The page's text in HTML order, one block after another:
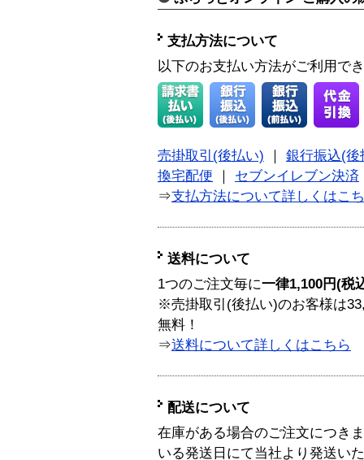
支払方法について
以下のお支払い方法がご利用で
売掛取引(後払い) ｜ 銀行振込(後
換宅配便 ｜ セブンイレブン決済
⇒支払方法について詳しくはこ
送料について
1つのご注文毎に一律1,100円(税
※売掛取引(後払い)のお客様は
無料！
⇒送料について詳しくはこちら
配送について
在庫がある場合のご注文につき
いる発送日にて当社より発送い